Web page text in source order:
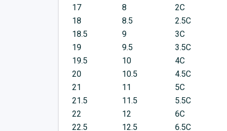
17
8
2C
18
8.5
2.5C
18.5
9
3C
19
9.5
3.5C
19.5
10
4C
20
10.5
4.5C
21
11
5C
21.5
11.5
5.5C
22
12
6C
22.5
12.5
6.5C